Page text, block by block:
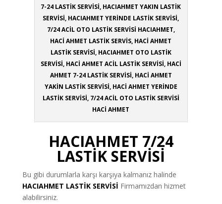
7-24 LASTİK SERVİSİ, HACIAHMET YAKIN LASTİK
SERVİSİ, HACIAHMET YERİNDE LASTİK SERVİSİ,
7/24 ACİL OTO LASTİK SERVİSİ HACIAHMET,
HACİ AHMET LASTİK SERVİS, HACİ AHMET
LASTİK SERVİSİ, HACIAHMET OTO LASTİK
SERVİSİ, HACİ AHMET ACİL LASTİK SERVİSİ, HACİ
AHMET 7-24 LASTİK SERVİSİ, HACİ AHMET
YAKİN LASTİK SERVİSİ, HACİ AHMET YERİNDE
LASTİK SERVİSİ, 7/24 ACİL OTO LASTİK SERVİSİ
HACİ AHMET
HACIAHMET 7/24
LASTİK SERVİSİ
Bu gibi durumlarla karşı karşıya kalmanız halinde
HACIAHMET LASTİK SERVİSİ Firmamızdan hizmet
alabilirsiniz.